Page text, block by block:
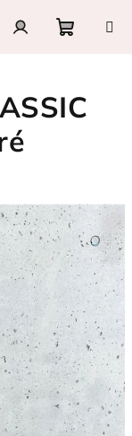
košík